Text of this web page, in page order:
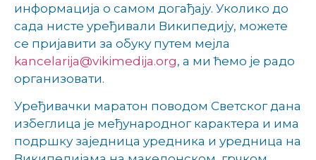
информација о самом догађају. Уколико до
сада нисте уређивали Википедију, можете
се пријавити за обуку путем мејла
kancelarija@vikimedija.org, а ми ћемо је радо
организовати.
Уређивачки маратон поводом Светског дана
избеглица је међународног карактера и има
подршку заједница уредника и уредница на